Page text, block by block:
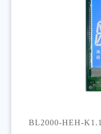
BL2000-HEH-